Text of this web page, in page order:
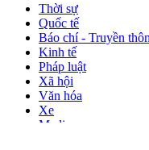
Thời sự
Quốc tế
Báo chí - Truyền
Kinh tế
Pháp luật
Xã hội
Văn hóa
Xe
Media